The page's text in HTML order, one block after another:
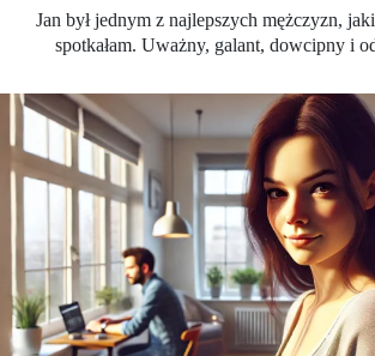
Jan był jednym z najlepszych mężczyzn,
spotkałam. Uważny, galant, dowcipny i